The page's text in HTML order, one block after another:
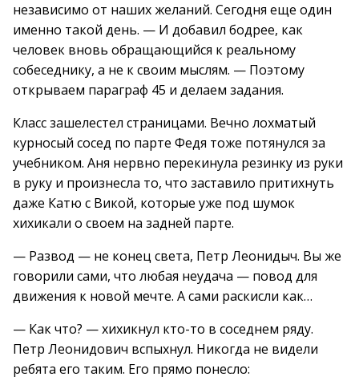
независимо от наших желаний. Сегодня еще один
именно такой день. — И добавил бодрее, как
человек вновь обращающийся к реальному
собеседнику, а не к своим мыслям. — Поэтому
открываем параграф 45 и делаем задания.
Класс зашелестел страницами. Вечно лохматый
курносый сосед по парте Федя тоже потянулся за
учебником. Аня нервно перекинула резинку из руки
в руку и произнесла то, что заставило притихнуть
даже Катю с Викой, которые уже под шумок
хихикали о своем на задней парте.
— Развод — не конец света, Петр Леонидыч. Вы же
говорили сами, что любая неудача — повод для
движения к новой мечте. А сами раскисли как…
— Как что? — хихикнул кто-то в соседнем ряду.
Петр Леонидович вспыхнул. Никогда не видели
ребята его таким. Его прямо понесло: